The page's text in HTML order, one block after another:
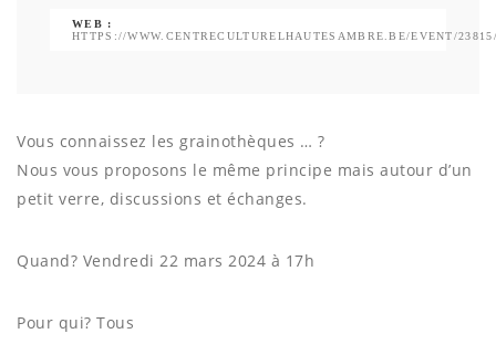
WEB :
HTTPS://WWW.CENTRECULTURELHAUTESAMBRE.BE/EVENT/
Vous connaissez les grainothèques … ?
Nous vous proposons le même principe mais autour d’un
petit verre, discussions et échanges.
Quand? Vendredi 22 mars 2024 à 17h
Pour qui? Tous